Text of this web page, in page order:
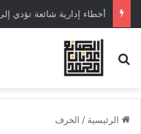
أخطاء إدارية شائعة تؤدي
الرئيسية / الخرف